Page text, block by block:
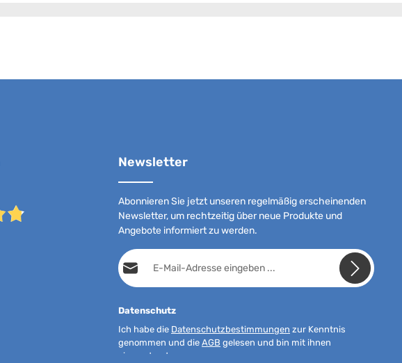
Newsletter
Abonnieren Sie jetzt unseren regelmäßig erscheinenden
Newsletter, um rechtzeitig über neue Produkte und
Angebote informiert zu werden.
E-Mail-Adresse*
Datenschutz
Ich habe die Datenschutzbestimmungen zur Kenntnis
genommen und die AGB gelesen und bin mit ihnen
einverstanden.